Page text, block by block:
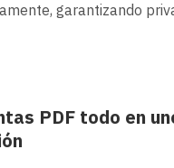
garantizando
PDF todo en